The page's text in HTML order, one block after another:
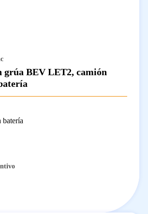
grúa BEV LET2, camión
batería